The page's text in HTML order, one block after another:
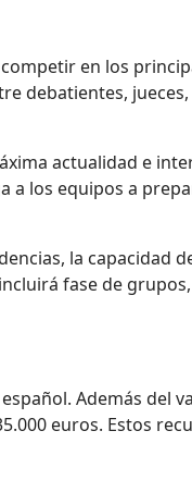
en los
debatientes,
actualidad e
a los equipos a
la capacidad
fase de
Además del
euros. Estos